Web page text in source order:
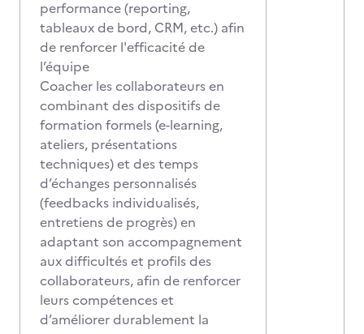
performance (reporting,
tableaux de bord, CRM, etc.) afin
de renforcer l'efficacité de
l’équipe
Coacher les collaborateurs en
combinant des dispositifs de
formation formels (e-learning,
ateliers, présentations
techniques) et des temps
d’échanges personnalisés
(feedbacks individualisés,
entretiens de progrès) en
adaptant son accompagnement
aux difficultés et profils des
collaborateurs, afin de renforcer
leurs compétences et
d’améliorer durablement la